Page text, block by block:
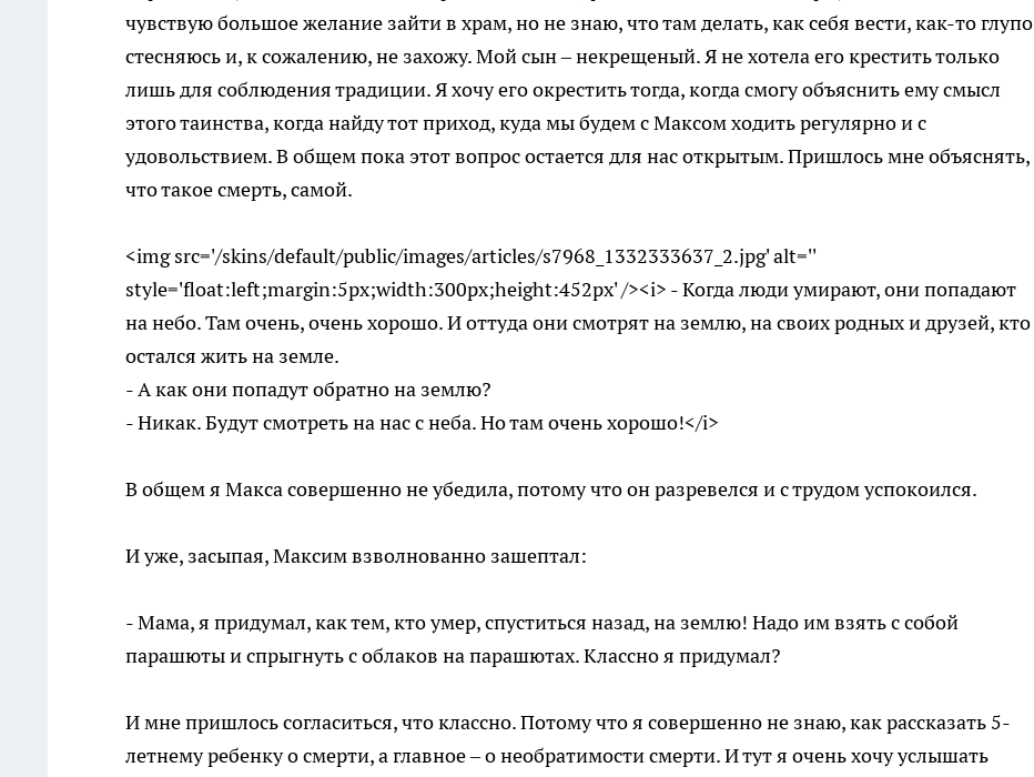
чувствую большое желание зайти в храм, но не знаю, что там делать, как себя вести, как-то глупо
стесняюсь и, к сожалению, не захожу. Мой сын – некрещеный. Я не хотела его крестить только
лишь для соблюдения традиции. Я хочу его окрестить тогда, когда смогу объяснить ему смысл
этого таинства, когда найду тот приход, куда мы будем с Максом ходить регулярно и с
удовольствием. В общем пока этот вопрос остается для нас открытым. Пришлось мне объяснять,
что такое смерть, самой.
<img src='/skins/default/public/images/articles/s7968_1332333637_2.jpg' alt=''
style='float:left;margin:5px;width:300px;height:452px' /><i> - Когда люди умирают, они попадают
на небо. Там очень, очень хорошо. И оттуда они смотрят на землю, на своих родных и друзей, кто
остался жить на земле.
- А как они попадут обратно на землю?
- Никак. Будут смотреть на нас с неба. Но там очень хорошо!</i>
В общем я Макса совершенно не убедила, потому что он разревелся и с трудом успокоился.
И уже, засыпая, Максим взволнованно зашептал:
- Мама, я придумал, как тем, кто умер, спуститься назад, на землю! Надо им взять с собой
парашюты и спрыгнуть с облаков на парашютах. Классно я придумал?
И мне пришлось согласиться, что классно. Потому что я совершенно не знаю, как рассказать 5-
летнему ребенку о смерти, а главное – о необратимости смерти. И тут я очень хочу услышать